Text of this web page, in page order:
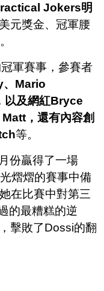
Jokers明
元獎金、冠軍腰
軍賽事，參賽者
Mario
及網紅Bryce
，還有內容創
等。
份贏得了一場
熠熠的賽事中備
在比賽中對第三
的最糟糕的逆
擊敗了Dossi的翻